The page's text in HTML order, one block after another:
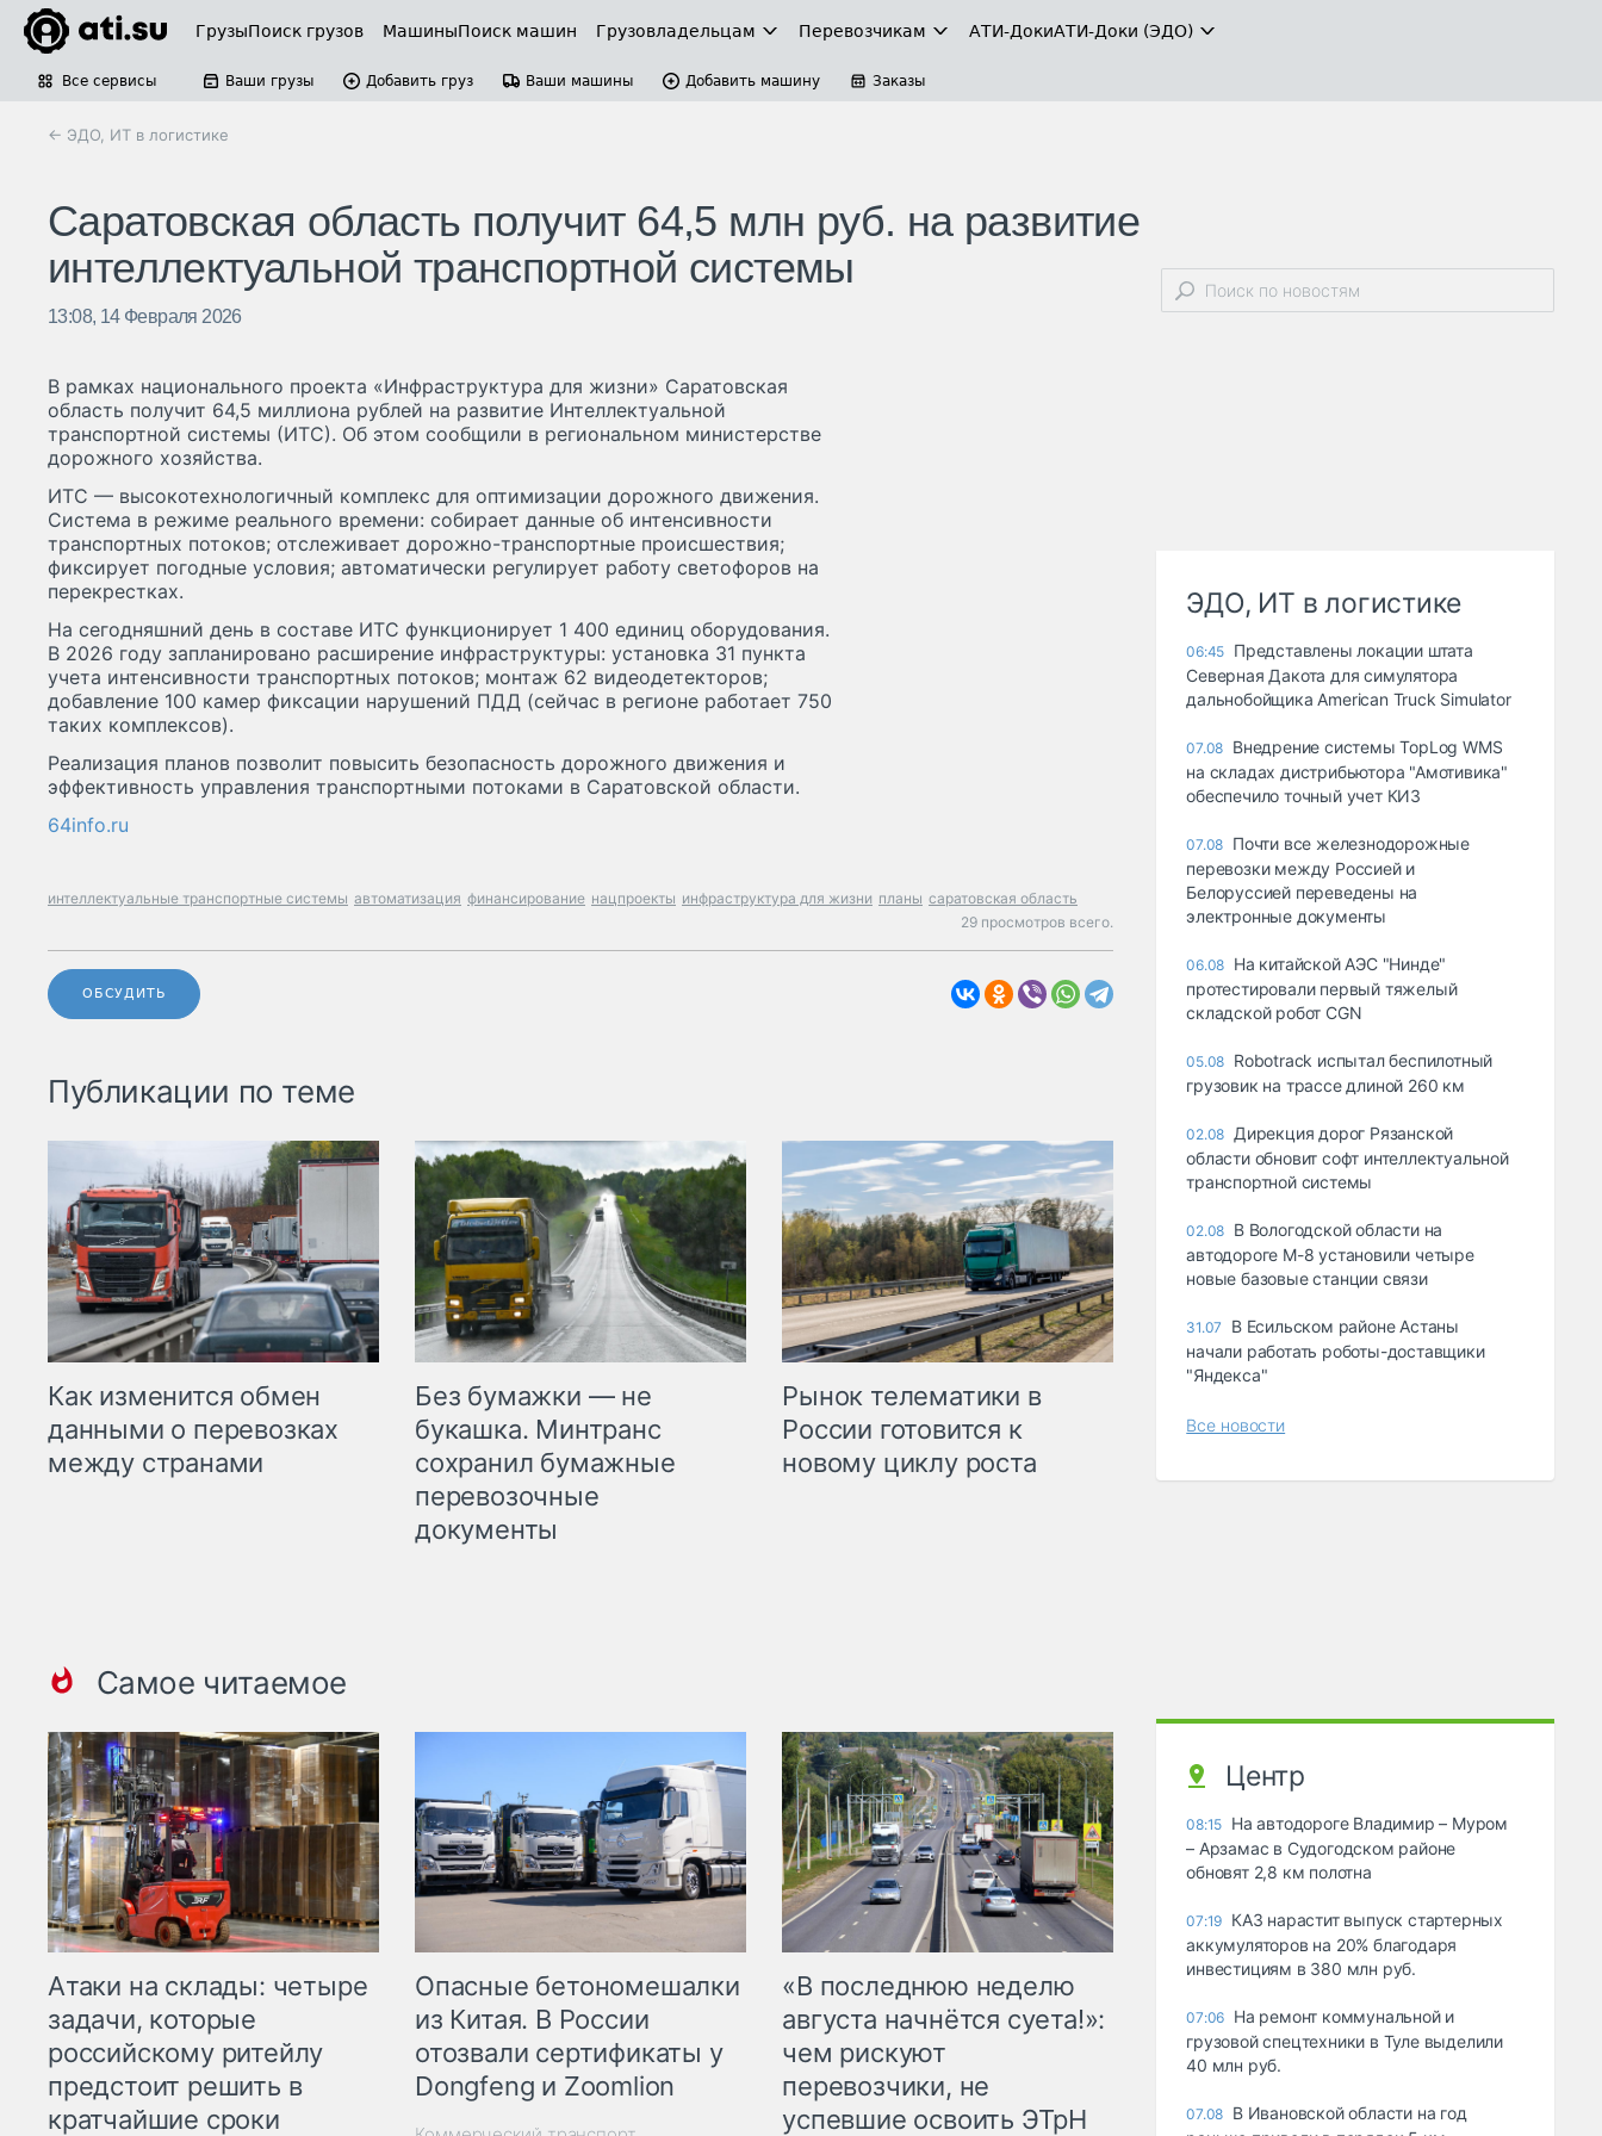
ГрузыПоиск грузов МашиныПоиск машин Грузовладельцам Перевозчикам АТИ-ДокиАТИ-Доки (ЭДО)
Все сервисы Ваши грузы Добавить груз Ваши машины Добавить машину Заказы
← ЭДО, ИТ в логистике
Саратовская область получит 64,5 млн руб. на развитие
интеллектуальной транспортной системы
13:08, 14 Февраля 2026
В рамках национального проекта «Инфраструктура для жизни» Саратовская
область получит 64,5 миллиона рублей на развитие Интеллектуальной
транспортной системы (ИТС). Об этом сообщили в региональном министерстве
дорожного хозяйства.
ИТС — высокотехнологичный комплекс для оптимизации дорожного движения.
Система в режиме реального времени: собирает данные об интенсивности
транспортных потоков; отслеживает дорожно-транспортные происшествия;
фиксирует погодные условия; автоматически регулирует работу светофоров на
перекрестках.
На сегодняшний день в составе ИТС функционирует 1 400 единиц оборудования.
В 2026 году запланировано расширение инфраструктуры: установка 31 пункта
учета интенсивности транспортных потоков; монтаж 62 видеодетекторов;
добавление 100 камер фиксации нарушений ПДД (сейчас в регионе работает 750
таких комплексов).
Реализация планов позволит повысить безопасность дорожного движения и
эффективность управления транспортными потоками в Саратовской области.
64info.ru
интеллектуальные транспортные системы автоматизация финансирование нацпроекты инфраструктура для жизни планы саратовская область
29 просмотров всего.
ОБСУДИТЬ
Публикации по теме
Как изменится обмен
данными о перевозках
между странами
Без бумажки — не
букашка. Минтранс
сохранил бумажные
перевозочные
документы
Рынок телематики в
России готовится к
новому циклу роста
Самое читаемое
Атаки на склады: четыре
задачи, которые
российскому ритейлу
предстоит решить в
кратчайшие сроки
Опасные бетономешалки
из Китая. В России
отозвали сертификаты у
Dongfeng и Zoomlion
«В последнюю неделю
августа начнётся суета!»:
чем рискуют
перевозчики, не
успевшие освоить ЭТрН
ЭДО, ИТ в логистике
06:45 Представлены локации штата
Северная Дакота для симулятора
дальнобойщика American Truck Simulator
07.08 Внедрение системы TopLog WMS
на складах дистрибьютора "Амотивика"
обеспечило точный учет КИЗ
07.08 Почти все железнодорожные
перевозки между Россией и
Белоруссией переведены на
электронные документы
06.08 На китайской АЭС "Нинде"
протестировали первый тяжелый
складской робот CGN
05.08 Robotrack испытал беспилотный
грузовик на трассе длиной 260 км
02.08 Дирекция дорог Рязанской
области обновит софт интеллектуальной
транспортной системы
02.08 В Вологодской области на
автодороге М-8 установили четыре
новые базовые станции связи
31.07
В Есильском районе Астаны
начали работать роботы-доставщики
"Яндекса"
Все новости
Центр
08:15 На автодороге Владимир – Муром
– Арзамас в Судогодском районе
обновят 2,8 км полотна
07:19 КАЗ нарастит выпуск стартерных
аккумуляторов на 20% благодаря
инвестициям в 380 млн руб.
07:06 На ремонт коммунальной и
грузовой спецтехники в Туле выделили
40 млн руб.
07.08 В Ивановской области на год